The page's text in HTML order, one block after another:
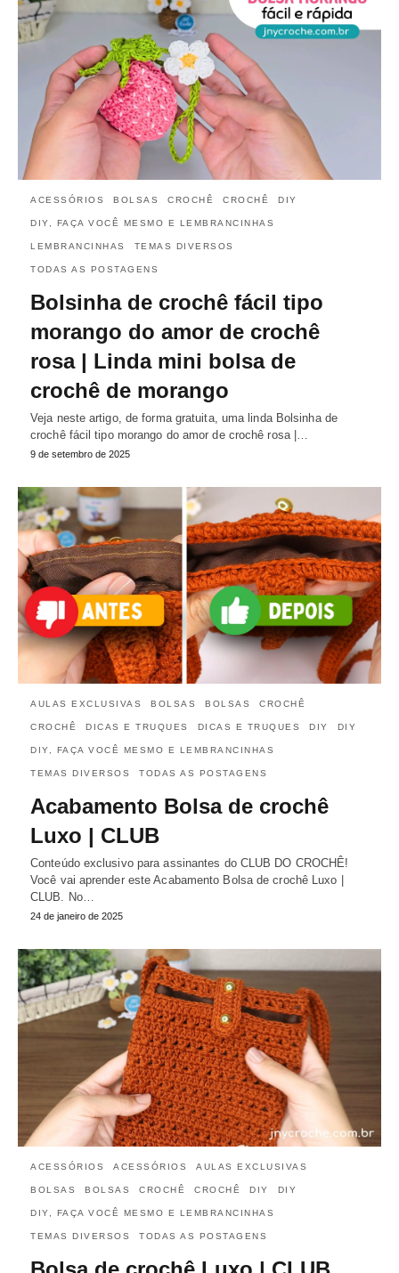
ACESSÓRIOS BOLSAS CROCHÊ CROCHÊ DIY
DIY, FAÇA VOCÊ MESMO E LEMBRANCINHAS
LEMBRANCINHAS TEMAS DIVERSOS
TODAS AS POSTAGENS
Bolsinha de crochê fácil tipo
morango do amor de crochê
rosa | Linda mini bolsa de
crochê de morango
Veja neste artigo, de forma gratuita, uma linda Bolsinha de
crochê fácil tipo morango do amor de crochê rosa |…
9 de setembro de 2025
AULAS EXCLUSIVAS BOLSAS BOLSAS CROCHÊ
CROCHÊ DICAS E TRUQUES DICAS E TRUQUES DIY DIY
DIY, FAÇA VOCÊ MESMO E LEMBRANCINHAS
TEMAS DIVERSOS TODAS AS POSTAGENS
Acabamento Bolsa de crochê
Luxo | CLUB
Conteúdo exclusivo para assinantes do CLUB DO CROCHÊ!
Você vai aprender este Acabamento Bolsa de crochê Luxo |
CLUB. No…
24 de janeiro de 2025
ACESSÓRIOS ACESSÓRIOS AULAS EXCLUSIVAS
BOLSAS BOLSAS CROCHÊ CROCHÊ DIY DIY
DIY, FAÇA VOCÊ MESMO E LEMBRANCINHAS
TEMAS DIVERSOS TODAS AS POSTAGENS